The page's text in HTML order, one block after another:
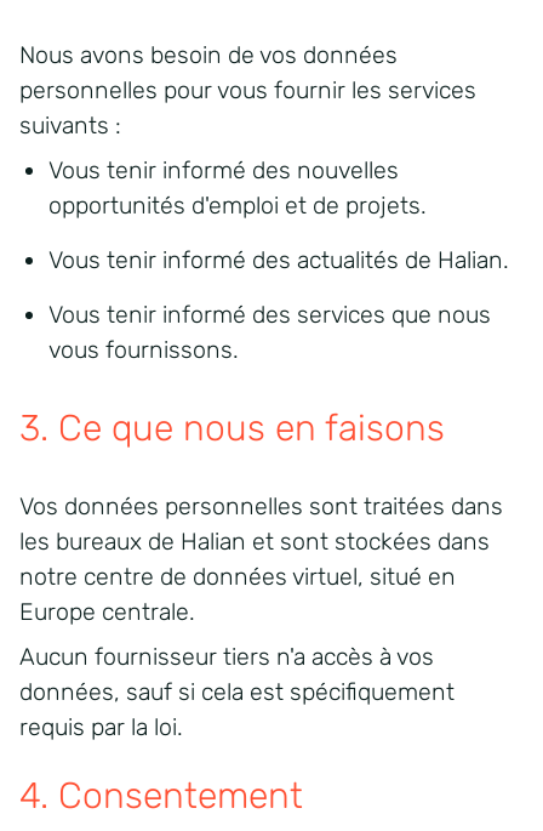
Nous avons besoin de vos données
personnelles pour vous fournir les services
suivants :
Vous tenir informé des nouvelles
opportunités d'emploi et de projets.
Vous tenir informé des actualités de Halian.
Vous tenir informé des services que nous
vous fournissons.
3. Ce que nous en faisons
Vos données personnelles sont traitées dans
les bureaux de Halian et sont stockées dans
notre centre de données virtuel, situé en
Europe centrale.
Aucun fournisseur tiers n'a accès à vos
données, sauf si cela est spécifiquement
requis par la loi.
4. Consentement